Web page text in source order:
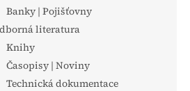
Banky | Pojišťovny
literatura
Knihy
Časopisy | Noviny
Technická dokumentace